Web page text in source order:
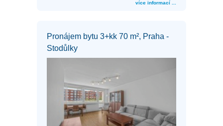
více informací ...
Pronájem bytu 3+kk 70 m², Praha -
Stodůlky